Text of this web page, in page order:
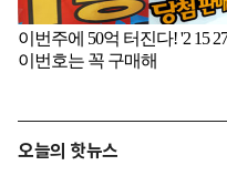
오늘의 핫뉴스